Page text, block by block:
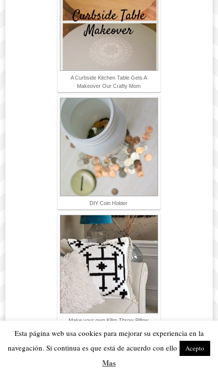
A Curbside Kitchen Table Gets A
Makeover Our Crafty Mom
DIY Coin Holder
Make your own Kilim Throw Pillow
Esta página web usa cookies para mejorar su experiencia en la
navegación. Si continua es que está de acuerdo con ello
Acepto
Mas